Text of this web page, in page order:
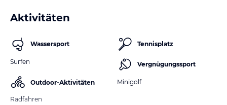
Aktivitäten
Wassersport
Surfen
Outdoor-Aktivitäten
Radfahren
Tennisplatz
Vergnügungssport
Minigolf